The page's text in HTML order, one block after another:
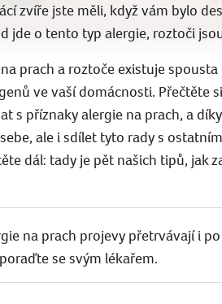
zvíře jste měli, když vám bylo
jde o tento typ alergie, roztoči
prach a roztoče existuje
ve vaší domácnosti. Přečtěte
s příznaky alergie na prach, a
ale i sdílet tyto rady s
dál: tady je pět našich tipů, jak
na prach projevy přetrvávají i
se svým lékařem.